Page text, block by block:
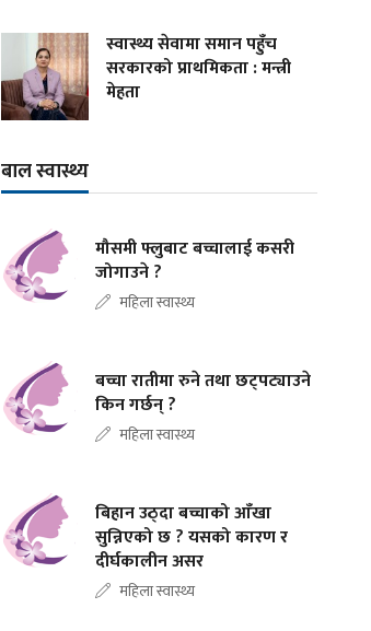
स्वास्थ्य सेवामा समान पहुँच
सरकारको प्राथमिकता : मन्त्री
मेहता
बाल स्वास्थ्य
मौसमी फ्लुबाट बच्चालाई कसरी
जोगाउने ?
महिला स्वास्थ्य
बच्चा रातीमा रुने तथा छट्पट्याउने
किन गर्छन् ?
महिला स्वास्थ्य
बिहान उठ्दा बच्चाको आँखा
सुन्निएको छ ? यसको कारण र
दीर्घकालीन असर
महिला स्वास्थ्य